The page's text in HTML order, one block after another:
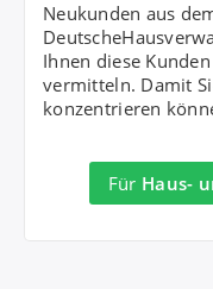
Neukunden aus
Ihnen diese
vermitteln. Damit
konzentrieren
Für Haus-